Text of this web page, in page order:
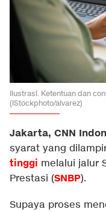
Ilustrasi. Ketentuan dan
(iStockphoto/alvarez)
Jakarta, CNN
syarat yang
tinggi melalui jalur
Prestasi (SNBP).
Supaya proses